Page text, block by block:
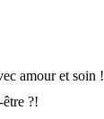
amour et soin !
?!